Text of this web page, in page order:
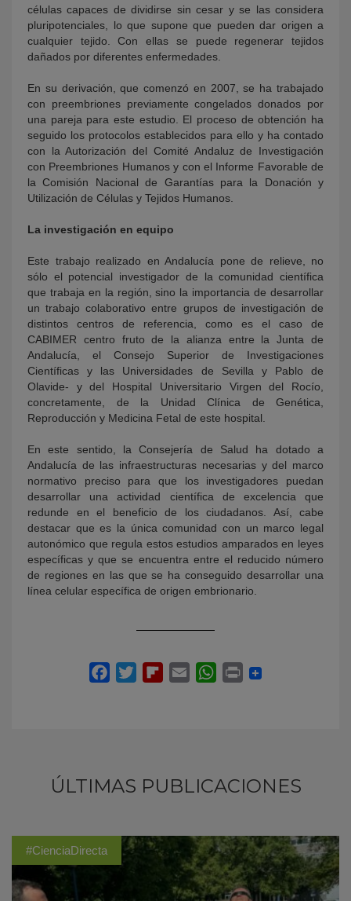
células capaces de dividirse sin cesar y se las considera
pluripotenciales, lo que supone que pueden dar origen a
cualquier tejido. Con ellas se puede regenerar tejidos
dañados por diferentes enfermedades.
En su derivación, que comenzó en 2007, se ha trabajado
con preembriones previamente congelados donados por
una pareja para este estudio. El proceso de obtención ha
seguido los protocolos establecidos para ello y ha contado
con la Autorización del Comité Andaluz de Investigación
con Preembriones Humanos y con el Informe Favorable de
la Comisión Nacional de Garantías para la Donación y
Utilización de Células y Tejidos Humanos.
La investigación en equipo
Este trabajo realizado en Andalucía pone de relieve, no
sólo el potencial investigador de la comunidad científica
que trabaja en la región, sino la importancia de desarrollar
un trabajo colaborativo entre grupos de investigación de
distintos centros de referencia, como es el caso de
CABIMER centro fruto de la alianza entre la Junta de
Andalucía, el Consejo Superior de Investigaciones
Científicas y las Universidades de Sevilla y Pablo de
Olavide- y del Hospital Universitario Virgen del Rocío,
concretamente, de la Unidad Clínica de Genética,
Reproducción y Medicina Fetal de este hospital.
En este sentido, la Consejería de Salud ha dotado a
Andalucía de las infraestructuras necesarias y del marco
normativo preciso para que los investigadores puedan
desarrollar una actividad científica de excelencia que
redunde en el beneficio de los ciudadanos. Así, cabe
destacar que es la única comunidad con un marco legal
autonómico que regula estos estudios amparados en leyes
específicas y que se encuentra entre el reducido número
de regiones en las que se ha conseguido desarrollar una
línea celular específica de origen embrionario.
ÚLTIMAS PUBLICACIONES
#CienciaDirecta